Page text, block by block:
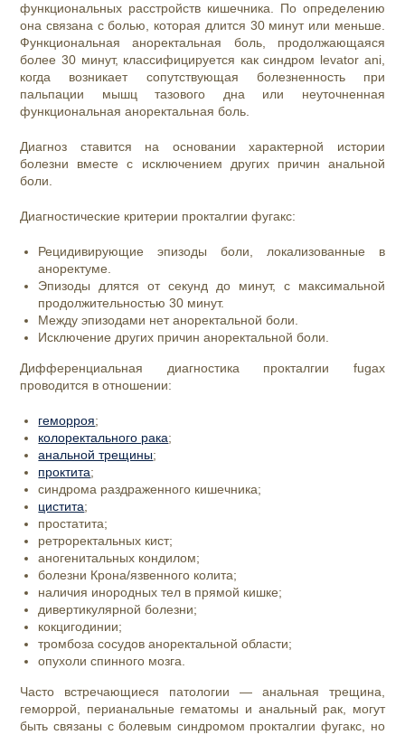
функциональных расстройств кишечника. По определению
она связана с болью, которая длится 30 минут или меньше.
Функциональная аноректальная боль, продолжающаяся
более 30 минут, классифицируется как синдром levator ani,
когда возникает сопутствующая болезненность при
пальпации мышц тазового дна или неуточненная
функциональная аноректальная боль.
Диагноз ставится на основании характерной истории
болезни вместе с исключением других причин анальной
боли.
Диагностические критерии прокталгии фугакс:
Рецидивирующие эпизоды боли, локализованные в
аноректуме.
Эпизоды длятся от секунд до минут, с максимальной
продолжительностью 30 минут.
Между эпизодами нет аноректальной боли.
Исключение других причин аноректальной боли.
Дифференциальная диагностика прокталгии fugax
проводится в отношении:
геморроя;
колоректального рака;
анальной трещины;
проктита;
синдрома раздраженного кишечника;
цистита;
простатита;
ретроректальных кист;
аногенитальных кондилом;
болезни Крона/язвенного колита;
наличия инородных тел в прямой кишке;
дивертикулярной болезни;
кокцигодинии;
тромбоза сосудов аноректальной области;
опухоли спинного мозга.
Часто встречающиеся патологии — анальная трещина,
геморрой, перианальные гематомы и анальный рак, могут
быть связаны с болевым синдромом прокталгии фугакс, но